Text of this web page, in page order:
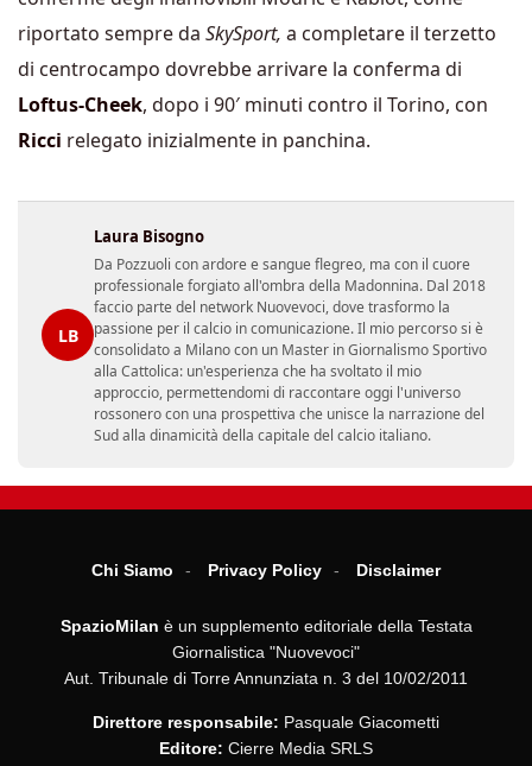
riportato sempre da SkySport, a completare il terzetto
di centrocampo dovrebbe arrivare la conferma di
Loftus-Cheek, dopo i 90′ minuti contro il Torino, con
Ricci relegato inizialmente in panchina.
LB
Laura Bisogno
Da Pozzuoli con ardore e sangue flegreo, ma con il cuore
professionale forgiato all'ombra della Madonnina. Dal 2018
faccio parte del network Nuovevoci, dove trasformo la
passione per il calcio in comunicazione. Il mio percorso si è
consolidato a Milano con un Master in Giornalismo Sportivo
alla Cattolica: un'esperienza che ha svoltato il mio
approccio, permettendomi di raccontare oggi l'universo
rossonero con una prospettiva che unisce la narrazione del
Sud alla dinamicità della capitale del calcio italiano.
Chi Siamo Privacy Policy Disclaimer
SpazioMilan è un supplemento editoriale della Testata
Giornalistica "Nuovevoci"
Aut. Tribunale di Torre Annunziata n. 3 del 10/02/2011
Direttore responsabile: Pasquale Giacometti
Editore: Cierre Media SRLS